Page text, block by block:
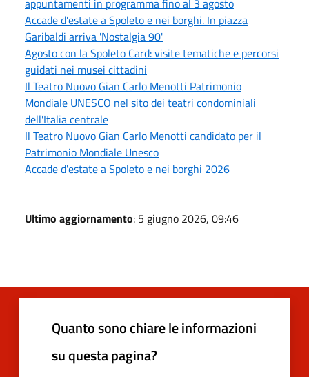
Accade d'estate a Spoleto e nei borghi. In piazza
Garibaldi arriva 'Nostalgia 90'
Agosto con la Spoleto Card: visite tematiche e percorsi
guidati nei musei cittadini
Il Teatro Nuovo Gian Carlo Menotti Patrimonio
Mondiale UNESCO nel sito dei teatri condominiali
dell'Italia centrale
Il Teatro Nuovo Gian Carlo Menotti candidato per il
Patrimonio Mondiale Unesco
Accade d'estate a Spoleto e nei borghi 2026
Ultimo aggiornamento: 5 giugno 2026, 09:46
Quanto sono chiare le informazioni
su questa pagina?